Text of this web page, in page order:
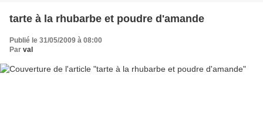
tarte à la rhubarbe et poudre d'amande
Publié le 31/05/2009 à 08:00
Par val